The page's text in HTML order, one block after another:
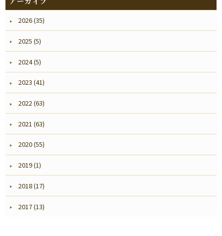
2026 (35)
2025 (5)
2024 (5)
2023 (41)
2022 (63)
2021 (63)
2020 (55)
2019 (1)
2018 (17)
2017 (13)